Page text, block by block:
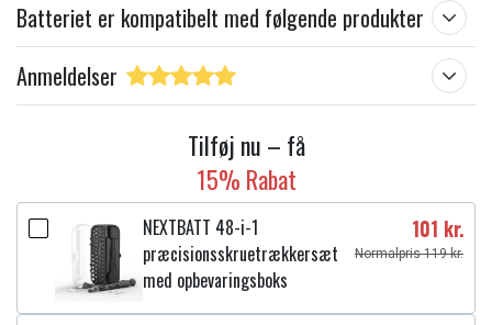
Batteriet er kompatibelt med følgende produkter
Anmeldelser
Tilføj nu – få
15% Rabat
NEXTBATT 48-i-1
præcisionsskruetrækkersæt
med opbevaringsboks
101 kr.
Normalpris 119 kr.